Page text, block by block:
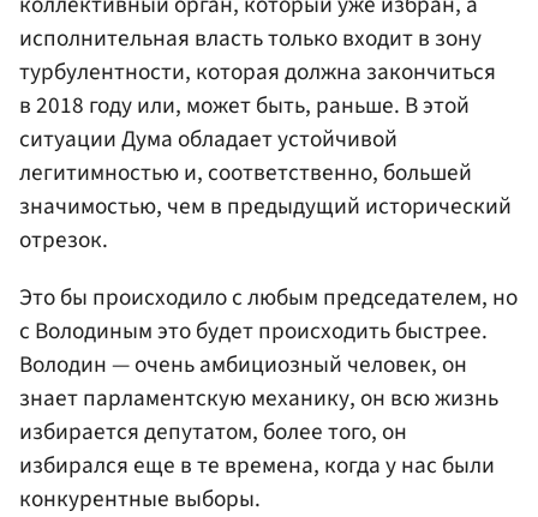
исполнительная власть только входит в зону
турбулентности, которая должна закончиться
в 2018 году или, может быть, раньше. В этой
ситуации Дума обладает устойчивой
легитимностью и, соответственно, большей
значимостью, чем в предыдущий исторический
отрезок.
Это бы происходило с любым председателем, но
с Володиным это будет происходить быстрее.
Володин — очень амбициозный человек, он
знает парламентскую механику, он всю жизнь
избирается депутатом, более того, он
избирался еще в те времена, когда у нас были
конкурентные выборы.